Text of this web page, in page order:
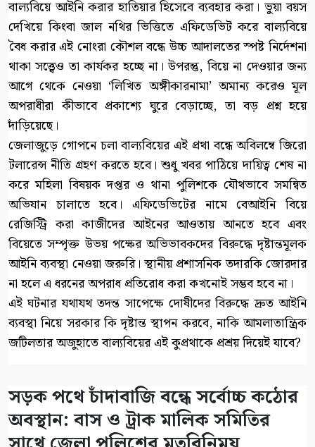
বাল্যবিয়ে আইনি করার হাতিয়ার হিসেবে ব্যবহার করা। ভুয়া বয়স
দেখিয়ে কিংবা জাল নথির ভিত্তিতে এফিডেভিট করে বাল্যবিয়ে
বৈধ করার এই নোংরা কৌশল বন্ধে উচ্চ আদালতের স্পষ্ট নির্দেশনা
থাকা সত্ত্বেও তা কার্যকর হচ্ছে না। উপরন্তু, বিয়ে না দেওয়ার জন্য
আগে থেকে নেওয়া ‘লিখিত অঙ্গীকারনামা’ অমান্য করেও মূল
অপরাধীরা কীভাবে প্রকাশ্যে ঘুরে বেড়াচ্ছে, তা বড় প্রশ্ন হয়ে
দাঁড়িয়েছে।
জেলাজুড়ে গোপনে চলা বাল্যবিয়ের এই প্রথা বন্ধে অবিলম্বে জিরো
টলারেন্স নীতি গ্রহণ করতে হবে। শুধু খবর পাঠিয়ে দায়িত্ব শেষ না
করে মহিলা বিষয়ক দপ্তর ও থানা পুলিশকে যৌথভাবে সমন্বিত
অভিযান চালাতে হবে। এফিডেভিটের নামে বেআইনি বিয়ে
রেজিস্ট্রি করা কাজীদের আইনের আওতায় আনতে হবে এবং
বিয়েতে সম্পৃক্ত উভয় পক্ষের অভিভাবকদের বিরুদ্ধে দৃষ্টান্তমূলক
আইনি ব্যবস্থা নেওয়া জরুরি। স্থানীয় প্রশাসনিক তদারকি জোরদার
না হলে এ ধরনের অপরাধ প্রতিরোধ করা কখনোই সম্ভব হবে না।
এই ঘটনার যথাযথ তদন্ত সাপেক্ষে দোষীদের বিরুদ্ধে দ্রুত আইনি
ব্যবস্থা নিয়ে সরকার কি দৃষ্টান্ত স্থাপন করবে, নাকি আমলাতান্ত্রিক
জটিলতার অজুহাতে বাল্যবিয়ের এই কুপ্রথাকে প্রশ্রয় দিয়েই যাবে?
সড়ক পথে চাঁদাবাজি বন্ধে সর্বোচ্চ কঠোর
অবস্থান: বাস ও ট্রাক মালিক সমিতির